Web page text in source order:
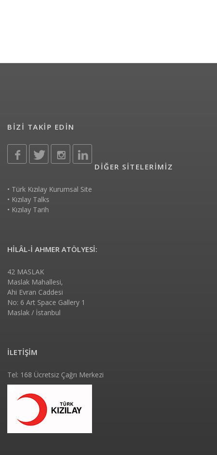
BİZİ TAKİP EDİN
DİĞER SİTELERİMİZ
• Türk Kızılay Kurumsal Site
• Kızılay Talks
• Kızılay Tarih
HİLÂL-İ AHMER ATÖLYESİ:
42 MASLAK
Maslak Mahallesi,
Ahi Evran Caddesi
No: 6 Art Space Gallery 1
Maslak / İstanbul
İLETİŞİM
Tel: 168 Ücretsiz Çağrı Merkezi